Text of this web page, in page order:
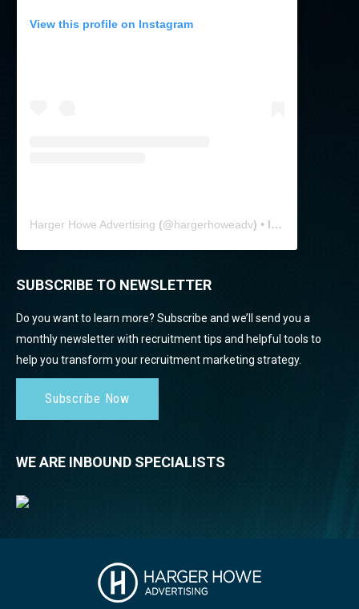
View this profile on Instagram
Harger Howe Advertising (@hargerhoweadv) • Instagram photos and videos
SUBSCRIBE TO NEWSLETTER
Do you want to learn more? Subscribe and we’ll send you a
monthly newsletter with recruitment tips and helpful tools to
help you transform your recruitment marketing strategy.
Subscribe Now
WE ARE INBOUND SPECIALISTS